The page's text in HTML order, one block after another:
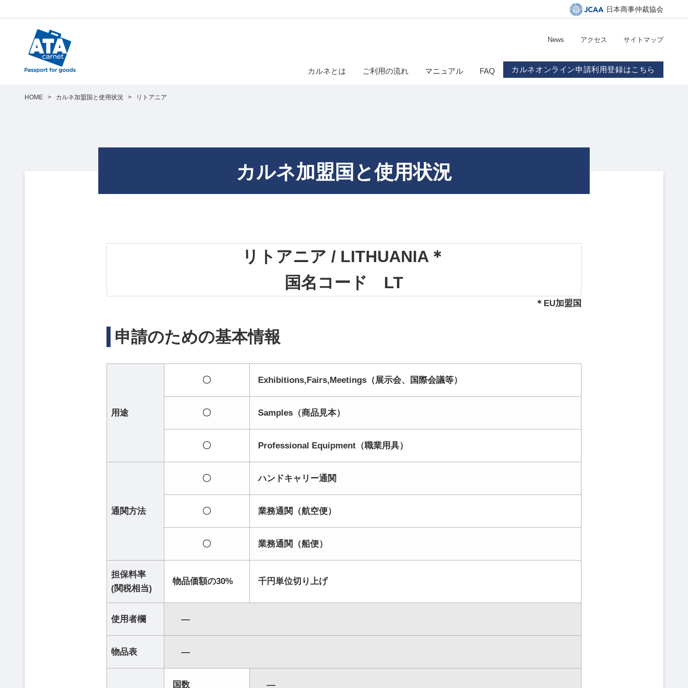
日本商事仲裁協会
News アクセス サイトマップ
カルネとは ご利用の流れ マニュアル FAQ カルネオンライン申請利用登録はこちら
HOME > カルネ加盟国と使用状況 > リトアニア
カルネ加盟国と使用状況
リトアニア / LITHUANIA＊
国名コード LT
＊EU加盟国
申請のための基本情報
用途
〇 Exhibitions,Fairs,Meetings（展示会、国際会議等）
〇 Samples（商品見本）
〇 Professional Equipment（職業用具）
通関方法
〇 ハンドキャリー通関
〇 業務通関（航空便）
〇 業務通関（船便）
担保料率
(関税相当)
物品価額の30% 千円単位切り上げ
使用者欄 ―
物品表 ―
国数 ―